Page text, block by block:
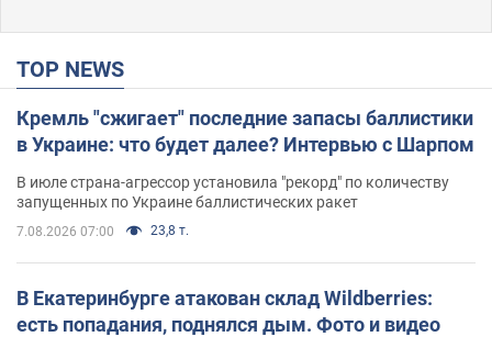
TOP NEWS
Кремль "сжигает" последние запасы баллистики
в Украине: что будет далее? Интервью с Шарпом
В июле страна-агрессор установила "рекорд" по количеству
запущенных по Украине баллистических ракет
7.08.2026 07:00 23,8 т.
В Екатеринбурге атакован склад Wildberries:
есть попадания, поднялся дым. Фото и видео